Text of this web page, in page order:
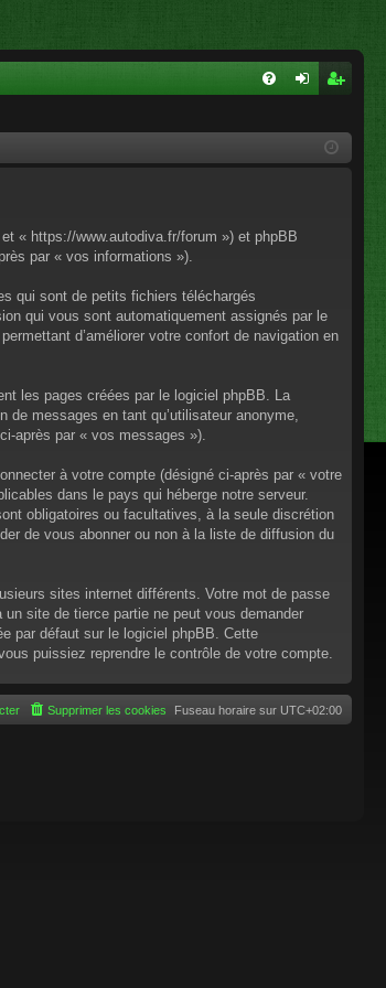
cri
« https://www.autodiva.fr/forum ») et phpBB
par « vos informations »).
qui sont de petits fichiers téléchargés
qui vous sont automatiquement assignés par le
d’améliorer votre confort de navigation en
les pages créées par le logiciel phpBB. La
messages en tant qu’utilisateur anonyme,
après par « vos messages »).
à votre compte (désigné ci-après par « votre
dans le pays qui héberge notre serveur.
obligatoires ou facultatives, à la seule discrétion
de vous abonner ou non à la liste de diffusion du
sites internet différents. Votre mot de passe
site de tierce partie ne peut vous demander
par défaut sur le logiciel phpBB. Cette
puissiez reprendre le contrôle de votre compte.
Fuseau horaire sur UTC+02:00
Supprimer les cookies